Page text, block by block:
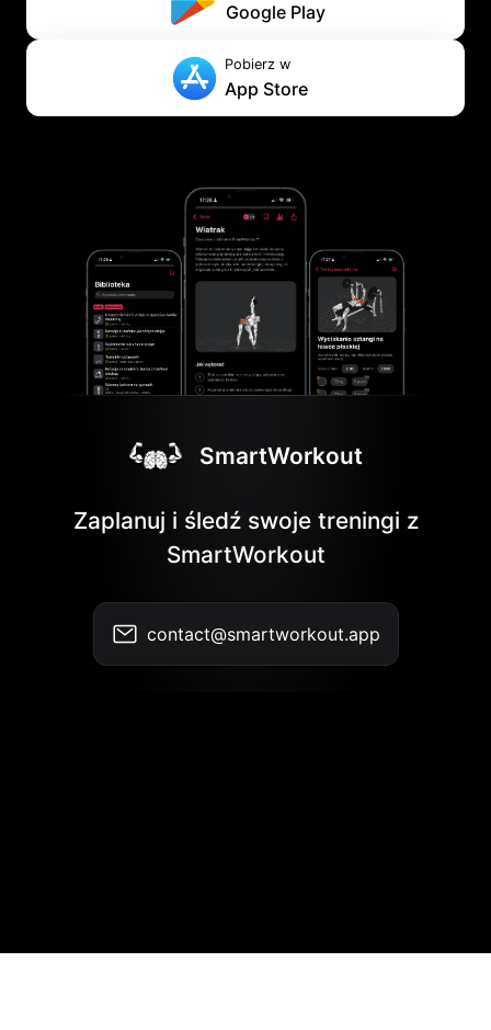
Google Play
Pobierz w
App Store
SmartWorkout
Zaplanuj i śledź swoje treningi z
SmartWorkout
contact@smartworkout.app